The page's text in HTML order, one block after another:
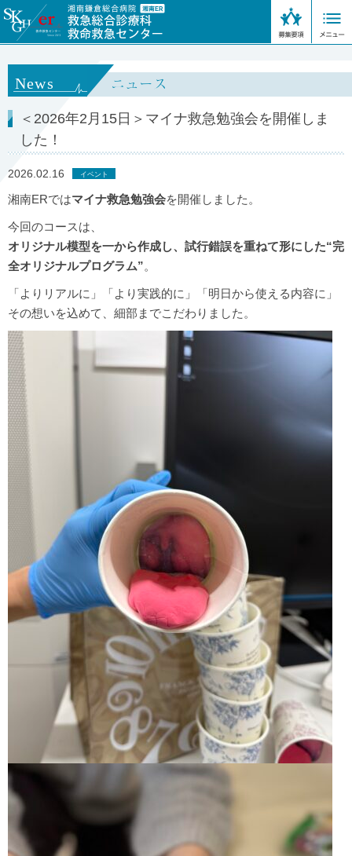
News ニュース
＜2026年2月15日＞マイナ救急勉強会を開催しま
した！
2026.02.16 イベント
湘南ERではマイナ救急勉強会を開催しました。
今回のコースは、
オリジナル模型を一から作成し、試行錯誤を重ねて形にした“完
全オリジナルプログラム”。
「よりリアルに」「より実践的に」「明日から使える内容に」
その想いを込めて、細部までこだわりました。